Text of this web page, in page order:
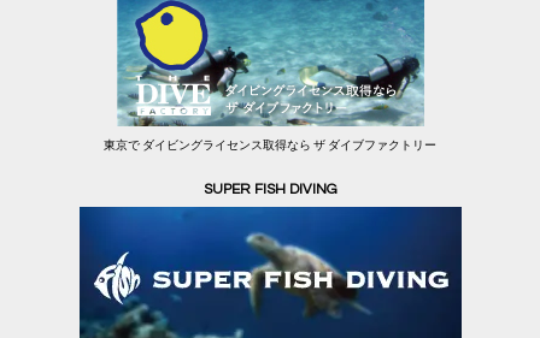
東京で ダイビングライセンス取得なら ザ ダイブファクトリー
SUPER FISH DIVING